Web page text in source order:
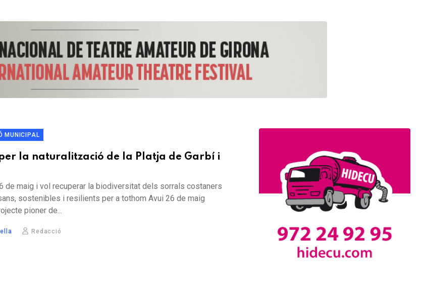
MUNICIPAL
la naturalització de la Platja de Garbí i
de maig i vol recuperar la biodiversitat dels sorrals costaners
sostenibles i resilients per a tothom Avui 26 de maig
pioner de...
Redacció